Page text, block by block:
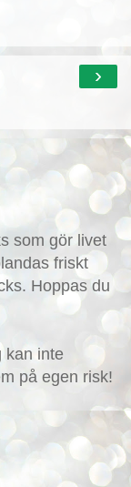
›
som gör livet
friskt
Hoppas du
kan inte
på egen risk!